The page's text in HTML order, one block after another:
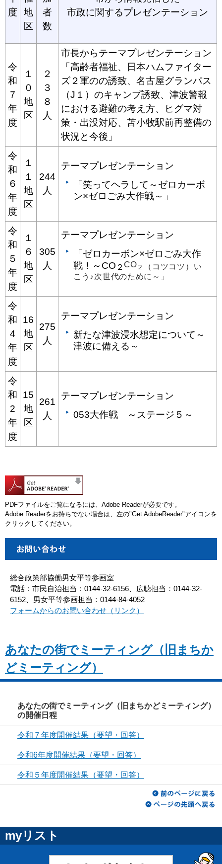
度
地
区
者
数
市政に関するプレゼンテーション
令
和
７
年
度
１
０
地
区
２
３
８
人
市長からテーマプレゼンテーション
「高齢者福祉、日本ハムファイター
ズ２軍のの誘致、名古屋グランパス
（J１）のキャンプ誘致、津波警報
における避難の考え方、ヒグマ対
策・出没対応、苫小牧駅前再整備の
状況と今後」
令
和
６
年
度
１
１
地
区
244
人
テーマプレゼンテーション
「笑ってヘラして～ゼロカーボ
ン×ゼロごみ大作戦～」
令
和
５
年
度
１
６
地
区
305
人
テーマプレゼンテーション
「ゼロカーボン×ゼロごみ大作
戦！～CO ２ CO ２
（コツコツ）い
こう♪次世代のために～」
令
和
4
年
度
16
地
区
275
人
テーマプレゼンテーション
新たな津波浸水想定について～
津波に備える～
令
和
2
年
度
15
地
区
261
人
テーマプレゼンテーション
053大作戦 ～ステージ５～
PDFファイルをご覧になるには、Adobe Readerが必要です。
Adobe Readerをお持ちでない場合は、左の"Get AdobeReader"アイコンを
クリックしてください。
総合政策部協働男女平等参画室
電話：市民自治担当：0144-32-6156、広聴担当：0144-32-
6152、男女平等参画担当：0144-84-4052
フォームからのお問い合わせ（リンク）
あなたの街でミーティング（旧まちか
どミーティング）
あなたの街でミーティング（旧まちかどミーティング）
の開催日程
令和７年度開催結果（要望・回答）
令和6年度開催結果（要望・回答）
令和５年度開催結果（要望・回答）
myリスト